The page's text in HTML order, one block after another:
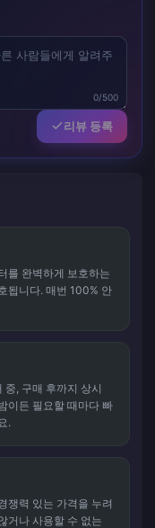
0/500
리뷰 등록
를 완벽하게 보호하는
됩니다. 매번 100% 안
중, 구매 후까지 상시
이든 필요할 때마다 빠
.
쟁력 있는 가격을 누려
거나 사용할 수 없는